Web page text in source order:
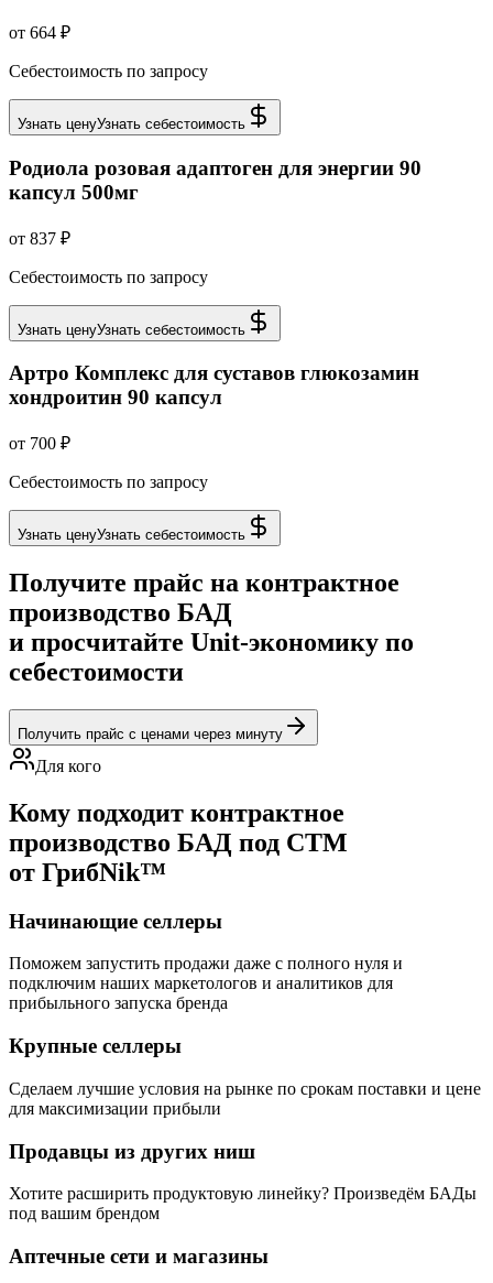
от 664 ₽
Себестоимость по запросу
Узнать ценуУзнать себестоимость
Родиола розовая адаптоген для энергии 90
капсул 500мг
от 837 ₽
Себестоимость по запросу
Узнать ценуУзнать себестоимость
Артро Комплекс для суставов глюкозамин
хондроитин 90 капсул
от 700 ₽
Себестоимость по запросу
Узнать ценуУзнать себестоимость
Получите прайс на контрактное
производство БАД
и просчитайте Unit-экономику по
себестоимости
Получить прайс с ценами через минуту
Для кого
Кому подходит контрактное
производство БАД под СТМ
от ГрибNik™
Начинающие селлеры
Поможем запустить продажи даже с полного нуля и
подключим наших маркетологов и аналитиков для
прибыльного запуска бренда
Крупные селлеры
Сделаем лучшие условия на рынке по срокам поставки и цене
для максимизации прибыли
Продавцы из других ниш
Хотите расширить продуктовую линейку? Произведём БАДы
под вашим брендом
Аптечные сети и магазины